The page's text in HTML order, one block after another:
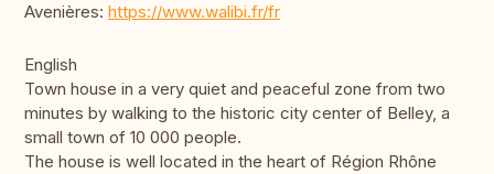
Avenières: https://www.walibi.fr/fr
English
Town house in a very quiet and peaceful zone from two
minutes by walking to the historic city center of Belley, a
small town of 10 000 people.
The house is well located in the heart of Région Rhône